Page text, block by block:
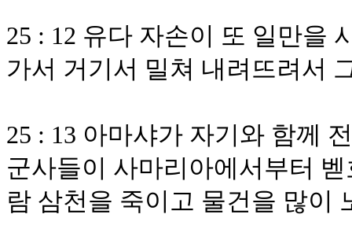
25 : 12 유다 자손이 또 일만을
가서 거기서 밀쳐 내려뜨려서
25 : 13 아마샤가 자기와 함께
군사들이 사마리아에서부터
람 삼천을 죽이고 물건을 많이